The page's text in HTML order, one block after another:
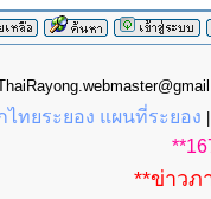
ทยระยอง แผนที่ระยอง
**ข่าวภ